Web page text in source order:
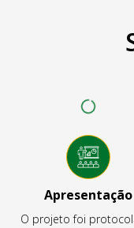
Apresentação
O projeto foi